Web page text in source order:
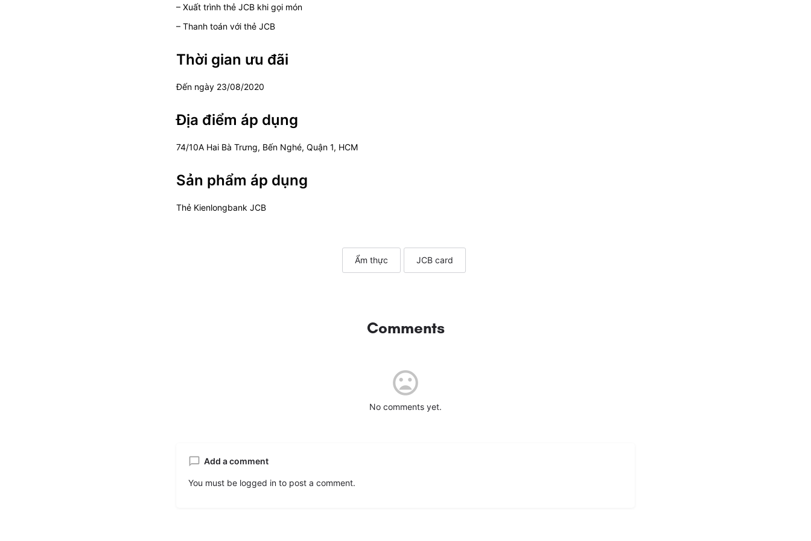
– Xuất trình thẻ JCB khi gọi món
– Thanh toán với thẻ JCB
Thời gian ưu đãi
Đến ngày 23/08/2020
Địa điểm áp dụng
74/10A Hai Bà Trưng, Bến Nghé, Quận 1, HCM
Sản phẩm áp dụng
Thẻ Kienlongbank JCB
Ẩm thực JCB card
Comments
No comments yet.
Add a comment
You must be logged in to post a comment.